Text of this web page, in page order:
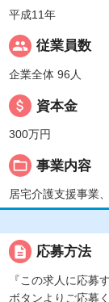
平成11年
people 従業員数
企業全体 96人
attach_money 資本金
300万円
folder_open 事業内容
居宅介護支援事業
description 応募方法
『この求人に応募す
ボタンよりご応募